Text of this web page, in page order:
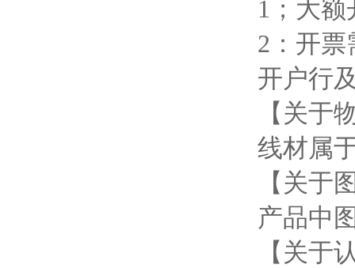
1；大
2：开
开户行
【关于
线材属
【关于
产品中
【关于